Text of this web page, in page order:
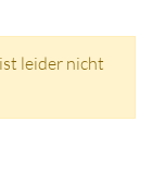
leider nicht